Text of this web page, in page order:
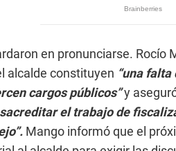
en pronunciarse. Rocío
alcalde constituyen “una
cargos públicos”y
el trabajo de
Mango informó que el